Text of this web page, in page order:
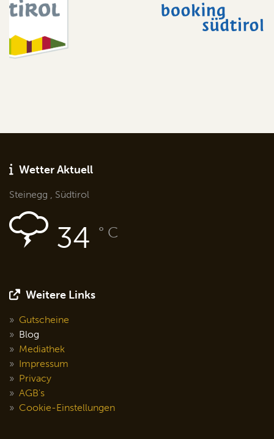
Wetter Aktuell
Steinegg , Südtirol
34 ° C
Weitere Links
Gutscheine
Blog
Mediathek
Impressum
Privacy
AGB's
Cookie-Einstellungen